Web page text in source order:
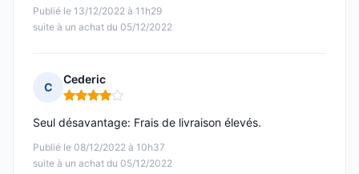
Publié le 13/12/2022 à 11h29
suite à un achat du 05/12/2022
C
Cederic
Note : 4 sur 5
Publié le 08/12/2022 à 10h37
suite à un achat du 05/12/2022
Seul désavantage: Frais de livraison élevés.